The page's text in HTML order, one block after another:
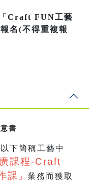
Craft FUN工藝
名(不得重複報
書
下簡稱工藝中
課程-Craft
課 」 業務而獲取